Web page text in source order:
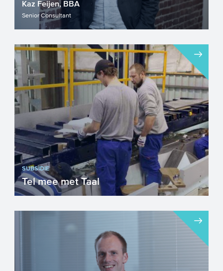
Kaz Feijen, BBA
Senior Consultant
SUBSIDIE
Tel mee met Taal
De subsidieregeling ‘Tel mee met Taal’ is
gericht op de verbetering van de
taalbeheersing op de ...